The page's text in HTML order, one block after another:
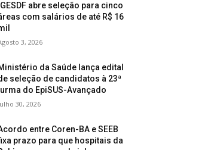
IGESDF abre seleção para cinco
com salários de até R$ 16
3, 2026
da Saúde lança edital
seleção de candidatos à 23ª
do EpiSUS-Avançado
30, 2026
entre Coren-BA e SEEB
prazo para que hospitais da